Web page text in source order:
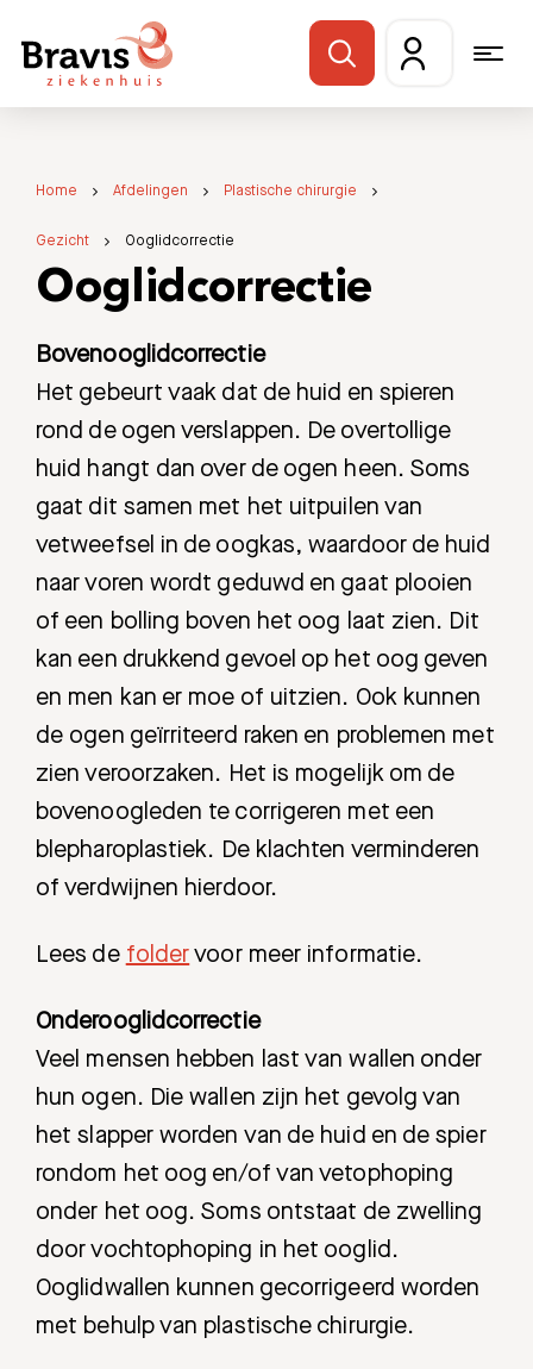
Zoeken
Home Afdelingen Plastische chirurgie
Gezicht Ooglidcorrectie
Ooglidcorrectie
Bovenooglidcorrectie
Het gebeurt vaak dat de huid en spieren
rond de ogen verslappen. De overtollige
huid hangt dan over de ogen heen. Soms
gaat dit samen met het uitpuilen van
vetweefsel in de oogkas, waardoor de huid
naar voren wordt geduwd en gaat plooien
of een bolling boven het oog laat zien. Dit
kan een drukkend gevoel op het oog geven
en men kan er moe of uitzien. Ook kunnen
de ogen geïrriteerd raken en problemen met
zien veroorzaken. Het is mogelijk om de
bovenoogleden te corrigeren met een
blepharoplastiek. De klachten verminderen
of verdwijnen hierdoor.
Lees de foldervoor meer informatie.
Onderooglidcorrectie
Veel mensen hebben last van wallen onder
hun ogen. Die wallen zijn het gevolg van
het slapper worden van de huid en de spier
rondom het oog en/of van vetophoping
onder het oog. Soms ontstaat de zwelling
door vochtophoping in het ooglid.
Ooglidwallen kunnen gecorrigeerd worden
met behulp van plastische chirurgie.